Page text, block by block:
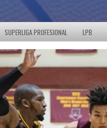
SUPERLIGA PROFESIONAL LPB